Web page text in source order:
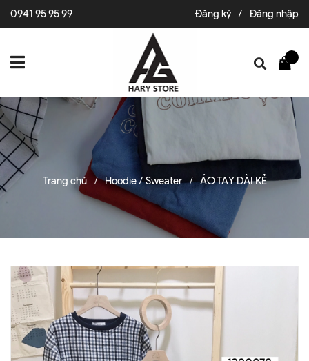
0941 95 95 99 Đăng ký / Đăng nhập
Trang chủ / Hoodie / Sweater / ÁO TAY DÀI KẺ